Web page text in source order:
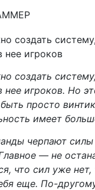
создать
нее игроков
создать
нее игроков. Но
просто
имеет
черпают
— не
что сил уже
еще. По-